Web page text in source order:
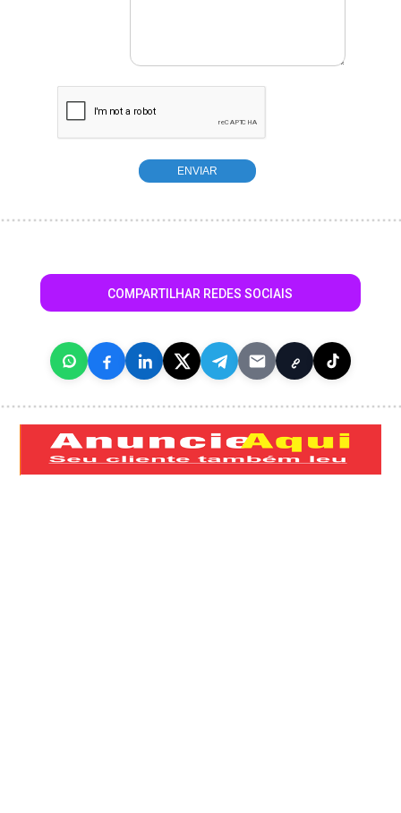
COMPARTILHAR REDES SOCIAIS